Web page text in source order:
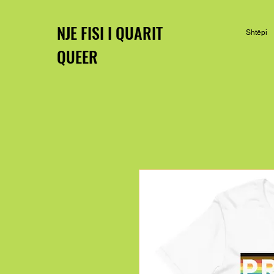
NJE FISI I QUARIT
QUEER
Shtëpi